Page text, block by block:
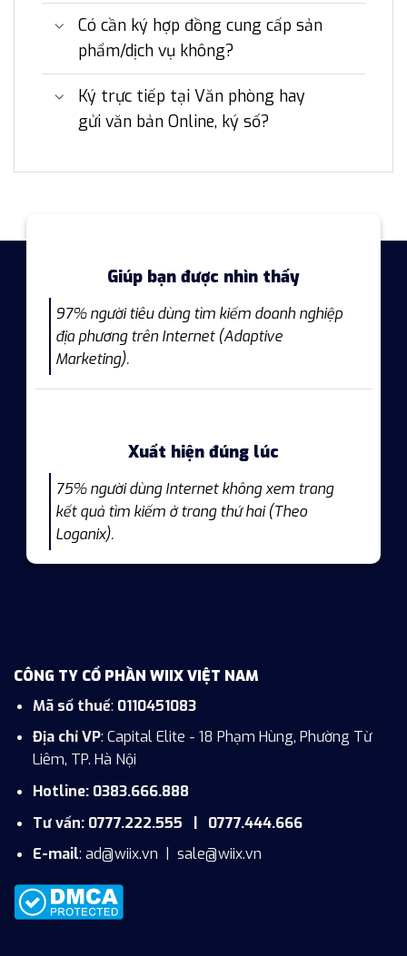
Có cần ký hợp đồng cung cấp sản
phẩm/dịch vụ không?
Ký trực tiếp tại Văn phòng hay
gửi văn bản Online, ký số?
Giúp bạn được nhìn thấy
97% người tiêu dùng tìm kiếm doanh nghiệp
địa phương trên Internet (Adaptive
Marketing).
Xuất hiện đúng lúc
75% người dùng Internet không xem trang
kết quả tìm kiếm ở trang thứ hai (Theo
Loganix).
CÔNG TY CỔ PHẦN WIIX VIỆT NAM
Mã số thuế: 0110451083
Địa chỉ VP: Capital Elite - 18 Phạm Hùng, Phường Từ
Liêm, TP. Hà Nội
Hotline: 0383.666.888
Tư vấn: 0777.222.555 | 0777.444.666
E-mail: ad@wiix.vn sale@wiix.vn